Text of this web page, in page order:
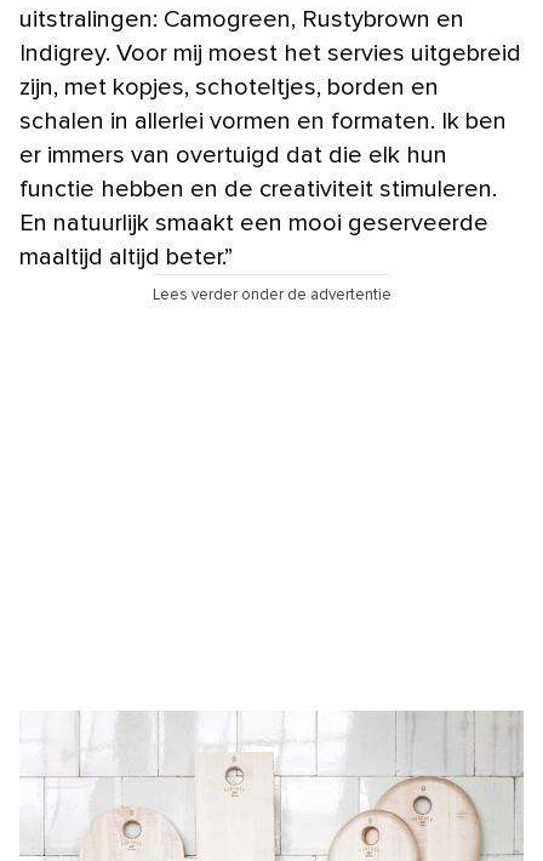
uitstralingen: Camogreen, Rustybrown en
Indigrey. Voor mij moest het servies uitgebreid
zijn, met kopjes, schoteltjes, borden en
schalen in allerlei vormen en formaten. Ik ben
er immers van overtuigd dat die elk hun
functie hebben en de creativiteit stimuleren.
En natuurlijk smaakt een mooi geserveerde
maaltijd altijd beter.”
Lees verder onder de advertentie